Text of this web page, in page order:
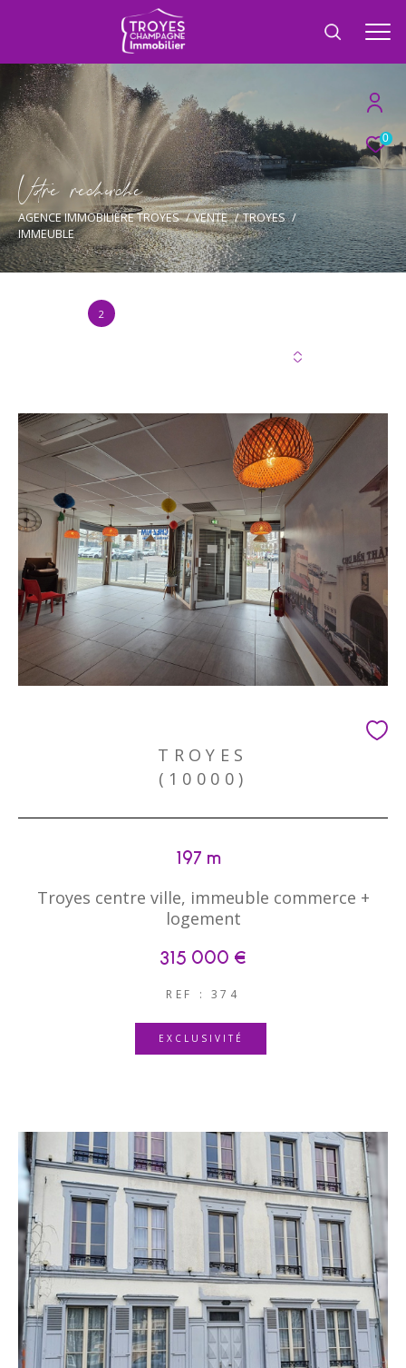
0
Vore recece
AGENCE IMMOBILIÈRE TROYES VENTE
TROYES
IMMEUBLE
2
TROYES
(10000)
197 m²
Troyes centre ville, immeuble commerce +
logement
315 000 €
REF : 374
EXCLUSIVITÉ